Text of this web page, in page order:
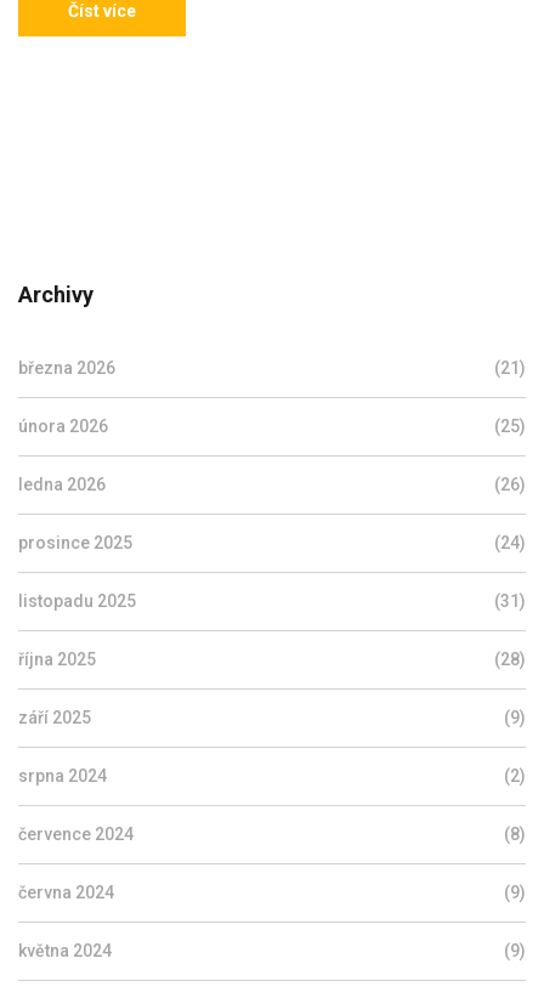
Číst více
Archivy
března 2026 (21)
února 2026 (25)
ledna 2026 (26)
prosince 2025 (24)
listopadu 2025 (31)
října 2025 (28)
září 2025 (9)
srpna 2024 (2)
července 2024 (8)
června 2024 (9)
května 2024 (9)